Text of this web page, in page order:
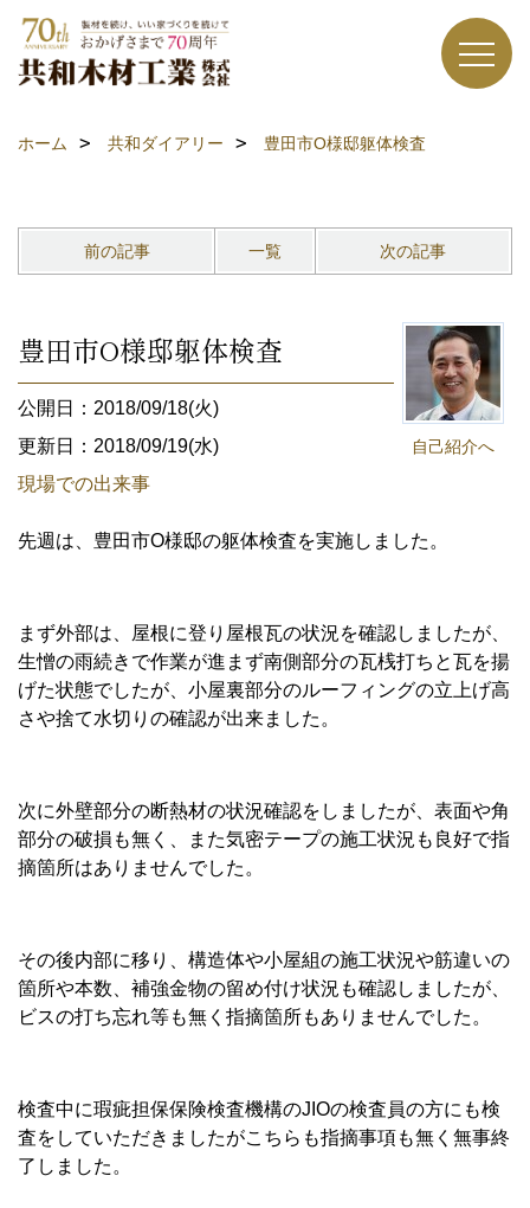
ホーム 共和ダイアリー 豊田市O様邸躯体検査
前の記事 一覧 次の記事
自己紹介へ
豊田市O様邸躯体検査
公開日：2018/09/18(火)
更新日：2018/09/19(水)
現場での出来事
先週は、豊田市O様邸の躯体検査を実施しました。
まず外部は、屋根に登り屋根瓦の状況を確認しましたが、
生憎の雨続きで作業が進まず南側部分の瓦桟打ちと瓦を揚
げた状態でしたが、小屋裏部分のルーフィングの立上げ高
さや捨て水切りの確認が出来ました。
次に外壁部分の断熱材の状況確認をしましたが、表面や角
部分の破損も無く、また気密テープの施工状況も良好で指
摘箇所はありませんでした。
その後内部に移り、構造体や小屋組の施工状況や筋違いの
箇所や本数、補強金物の留め付け状況も確認しましたが、
ビスの打ち忘れ等も無く指摘箇所もありませんでした。
検査中に瑕疵担保保険検査機構のJIOの検査員の方にも検
査をしていただきましたがこちらも指摘事項も無く無事終
了しました。